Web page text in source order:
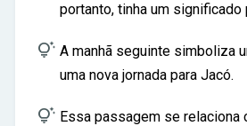
portanto, tinha um significado
 A manhã seguinte simboliza
uma nova jornada para Jacó.
 Essa passagem se relaciona